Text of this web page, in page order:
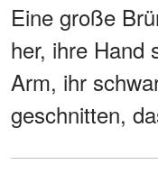
Eine große
her, ihre Hand
Arm, ihr
geschnitten,